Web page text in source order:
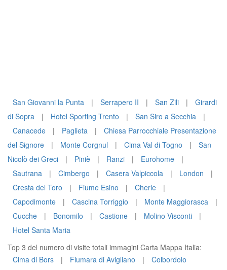
San Giovanni la Punta | Serrapero II | San Zili |
Girardi
di Sopra
| Hotel Sporting Trento | San Siro a Secchia
|
Canacede
| Paglieta |
Chiesa Parrocchiale Presentazione
del Signore
| Monte Corgnul | Cima Val di Togno |
San
Nicolò dei Greci
| Piniè | Ranzi | Eurohome
|
Sautrana
| Cimbergo | Casera Valpiccola | London
|
Cresta del Toro
| Fiume Esino | Cherle
|
Capodimonte
| Cascina Torriggio | Monte Maggiorasca
|
Cucche
| Bonomilo | Castione | Molino Visconti
|
Hotel Santa Maria
Top 3 del numero di visite totali immagini Carta Mappa Italia:
Cima di Bors
| Fiumara di Avigliano | Colbordolo